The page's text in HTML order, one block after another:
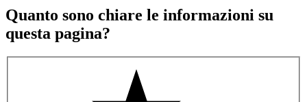
Quanto sono chiare le informazioni su
questa pagina?